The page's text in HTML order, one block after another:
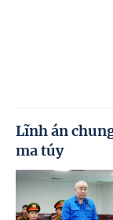
Lĩnh án
ma túy